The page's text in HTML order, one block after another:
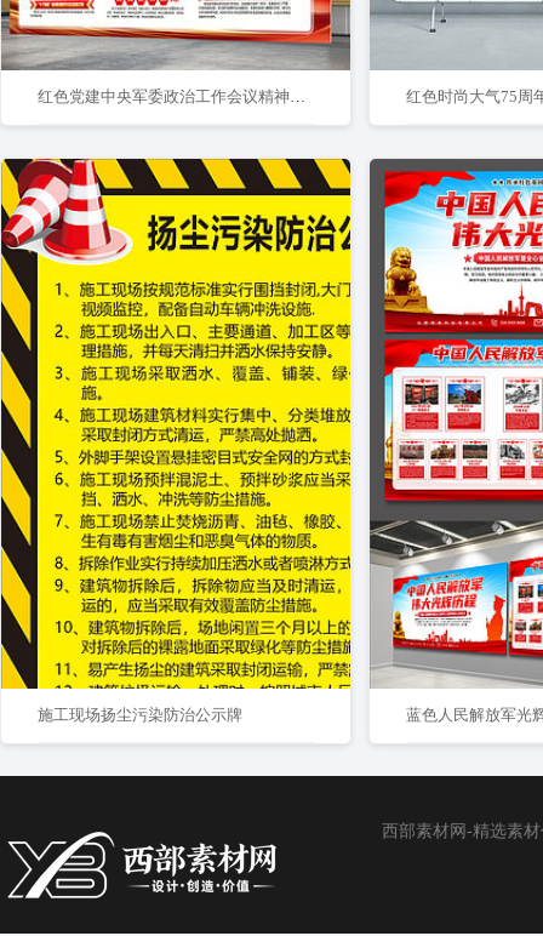
红色党建中央军委政治工作会议精神宣传展板 红色时尚大气75周
施工现场扬尘污染防治公示牌
西部素材网-精选素